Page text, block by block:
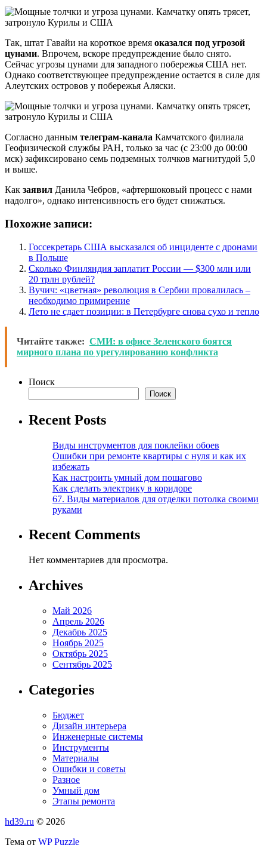
Так, штат Гавайи на короткое время оказался под угрозой
цунами. Впрочем, вскоре предупреждение было снято.
Сейчас угрозы цунами для западного побережья США нет.
Однако соответствующее предупреждение остается в силе для
Алеутских островов у побережья Аляски.
Согласно данным телеграм-канала Камчатского филиала
Геофизической службы РАН, только за час (с 23:00 до 00:00
мск) зафиксировано семь подземных толчков магнитудой 5,0
и выше.
Как заявил Данила Чебров, «афтершоковый процесс с нами
надолго», однако интенсивность его будет снижаться.
Похожие записи:
Госсекретарь США высказался об инциденте с дронами
в Польше
Сколько Финляндия заплатит России — $300 млн или
20 трлн рублей?
Вучич: «цветная» революция в Сербии провалилась –
необходимо примирение
Лето не сдает позиции: в Петербурге снова сухо и тепло
Читайте также: СМИ: в офисе Зеленского боятся
мирного плана по урегулированию конфликта
Поиск
Поиск
Recent Posts
Виды инструментов для поклейки обоев
Ошибки при ремонте квартиры с нуля и как их
избежать
Как настроить умный дом пошагово
Как сделать электрику в коридоре
67. Виды материалов для отделки потолка своими
руками
Recent Comments
Нет комментариев для просмотра.
Archives
Май 2026
Апрель 2026
Декабрь 2025
Ноябрь 2025
Октябрь 2025
Сентябрь 2025
Categories
Бюджет
Дизайн интерьера
Инженерные системы
Инструменты
Материалы
Ошибки и советы
Разное
Умный дом
Этапы ремонта
hd39.ru © 2026
Тема от WP Puzzle